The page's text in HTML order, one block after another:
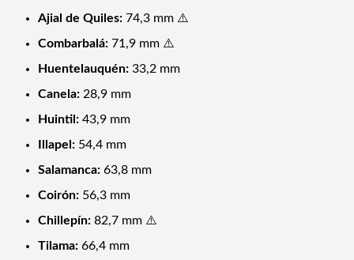
Ajial de Quiles: 74,3 mm ⚠️
Combarbalá: 71,9 mm ⚠️
Huentelauquén: 33,2 mm
Canela: 28,9 mm
Huintil: 43,9 mm
Illapel: 54,4 mm
Salamanca: 63,8 mm
Coirón: 56,3 mm
Chillepín: 82,7 mm ⚠️
Tilama: 66,4 mm